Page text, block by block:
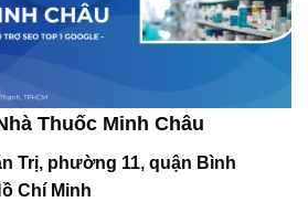
Thuốc Minh Châu
Trị, phường 11, quận Bình
Chí Minh